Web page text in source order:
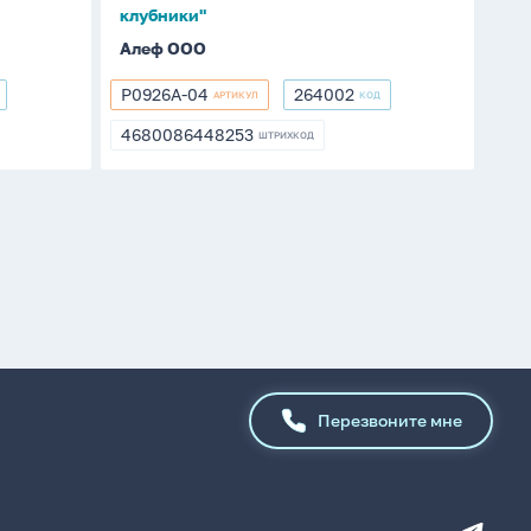
клубники"
Алеф ООО
P0926A-
04
P0926A-04 АРТИКУЛ 264002
264002 КОД
4680086448253
4680086448253 ШТРИХКОД
Перезвоните мне